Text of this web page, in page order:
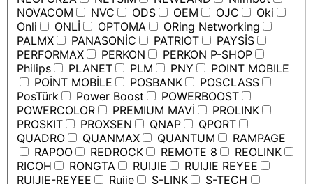
NOVACOM
NVC ODS OEM OJC
Oki
Onli
ONLİ OPTOMA
ORing Networking
PALMX
PANASONİC PATRIOT
PAYSİS
PERFORMAX
PERKON
PERKON P-SHOP
Philips
PLANET PLM PNY
POINT MOBILE
POİNT MOBİLE
POSBANK
POSCLASS
PosTürk
Power Boost
POWERBOOST
POWERCOLOR
PREMIUM MAVİ
PROLINK
PROSKIT
PROXSEN QNAP
QPORT
QUADRO
QUANMAX QUANTUM
RAMPAGE
RAPOO
REDROCK REMOTE 8
REOLINK
RICOH
RONGTA RUIJIE
RUIJIE REYEE
RUIJIE-REYEE
Rujie S-LINK
S-TECH